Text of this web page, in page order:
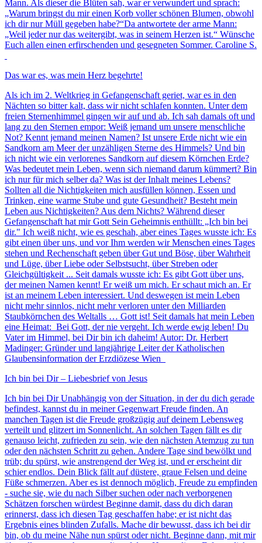
Mann. Als dieser die Blüten sah, war er verwundert und sprach:
„Warum bringst du mir einen Korb voller schönen Blumen, obwohl
ich dir nur Müll gegeben habe?“Da antwortete der arme Mann:
„Weil jeder nur das weitergibt, was in seinem Herzen ist.“ Wünsche
Euch allen einen erfirschenden und gesegneten Sommer. Caroline S.
Das war es, was mein Herz begehrte!
Als ich im 2. Weltkrieg in Gefangenschaft geriet, war es in den
Nächten so bitter kalt, dass wir nicht schlafen konnten. Unter dem
freien Sternenhimmel gingen wir auf und ab. Ich sah damals oft und
lang zu den Sternen empor: Weiß jemand um unsere menschliche
Not? Kennt jemand meinen Namen? Ist unsere Erde nicht wie ein
Sandkorn am Meer der unzähligen Sterne des Himmels? Und bin
ich nicht wie ein verlorenes Sandkorn auf diesem Körnchen Erde?
Was bedeutet mein Leben, wenn sich niemand darum kümmert? Bin
ich nur für mich selber da? Was ist der Inhalt meines Lebens?
Sollten all die Nichtigkeiten mich ausfüllen können, Essen und
Trinken, eine warme Stube und gute Gesundheit? Besteht mein
Leben aus Nichtigkeiten? Aus dem Nichts? Während dieser
Gefangenschaft hat mir Gott Sein Geheimnis enthüllt: „Ich bin bei
dir." Ich weiß nicht, wie es geschah, aber eines Tages wusste ich: Es
gibt einen über uns, und vor Ihm werden wir Menschen eines Tages
stehen und Rechenschaft geben über Gut und Böse, über Wahrheit
und Lüge, über Liebe oder Selbstsucht, über Streben oder
Gleichgültigkeit ... Seit damals wusste ich: Es gibt Gott über uns,
der meinen Namen kennt! Er weiß um mich. Er schaut mich an. Er
ist an meinem Leben interessiert. Und deswegen ist mein Leben
nicht mehr sinnlos, nicht mehr verloren unter den Milliarden
Staubkörnchen des Weltalls … Gott ist! Seit damals hat mein Leben
eine Heimat: Bei Gott, der nie vergeht. Ich werde ewig leben! Du
Vater im Himmel, bei Dir bin ich daheim! Autor: Dr. Herbert
Madinger: Gründer und langjährige Leiter der Katholischen
Glaubensinformation der Erzdiözese Wien
Ich bin bei Dir – Liebesbrief von Jesus
Ich bin bei Dir Unabhängig von der Situation, in der du dich gerade
befindest, kannst du in meiner Gegenwart Freude finden. An
manchen Tagen ist die Freude großzügig auf deinem Lebensweg
verteilt und glitzert im Sonnenlicht. An solchen Tagen fällt es dir
genauso leicht, zufrieden zu sein, wie den nächsten Atemzug zu tun
oder den nächsten Schritt zu gehen. Andere Tage sind bewölkt und
trüb; du spürst, wie anstrengend der Weg ist, und er erscheint dir
schier endlos. Dein Blick fällt auf düstere, graue Felsen und deine
Füße schmerzen. Aber es ist dennoch möglich, Freude zu empfinden
- suche sie, wie du nach Silber suchen oder nach verborgenen
Schätzen forschen würdest Beginne damit, dass du dich daran
erinnerst, dass ich diesen Tag geschaffen habe; er ist nicht das
Ergebnis eines blinden Zufalls. Mache dir bewusst, dass ich bei dir
bin, ob du meine Nähe nun spürst oder nicht. Beginne dann, mit mir